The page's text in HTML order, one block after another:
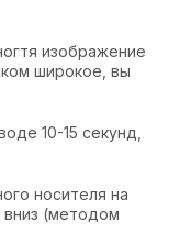
изображение
широкое, вы
10-15 секунд,
носителя на
вниз (методом